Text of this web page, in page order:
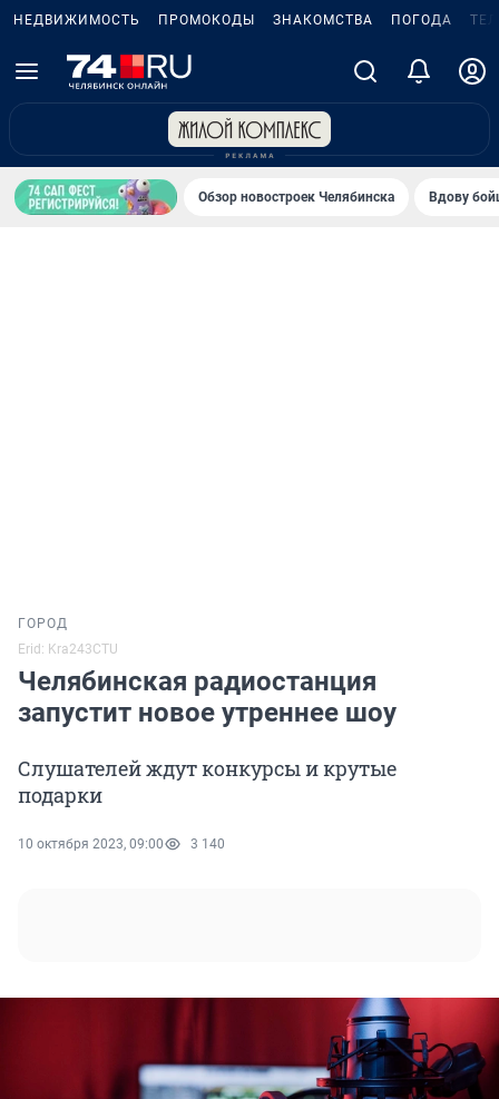
НЕДВИЖИМОСТЬ ПРОМОКОДЫ ЗНАКОМСТВА ПОГОДА
Обзор новостроек Челябинска Вдову
ГОРОД
Erid: Kra243CTU
Челябинская радиостанция
запустит новое утреннее шоу
Слушателей ждут конкурсы и крутые
подарки
10 октября 2023, 09:00 3 140